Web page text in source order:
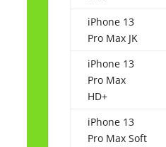
iPhone 13
Pro Max JK
iPhone 13
Pro Max
HD+
iPhone 13
Pro Max Soft